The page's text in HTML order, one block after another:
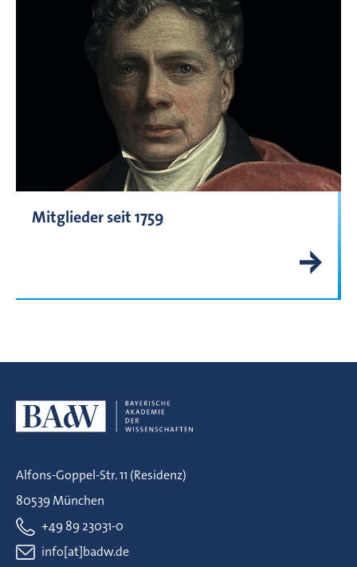
Mitglieder seit 1759
Alfons-Goppel-Str. 11 (Residenz)
80539 München
+49 89 23031-0
info[at]badw.de